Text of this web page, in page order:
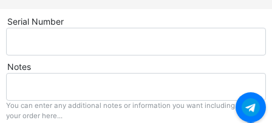
Serial Number
Notes
You can enter any additional notes or information you want including with
your order here...